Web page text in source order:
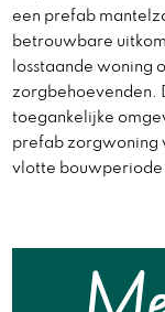
een prefab
betrouwbare
losstaande woning
zorgbehoevenden.
toegankelijke
prefab zorgwoning
vlotte bouwperiode